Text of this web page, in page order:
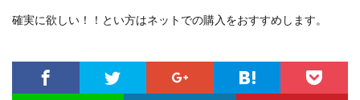
確実に欲しい！！とい方はネットでの購入をおすすめします。